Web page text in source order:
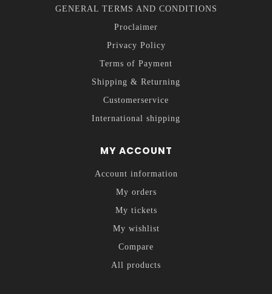
GENERAL TERMS AND CONDITIONS
Proclaimer
Privacy Policy
Terms of Payment
Shipping & Returning
Customerservice
International shipping
MY ACCOUNT
Account information
My orders
My tickets
My wishlist
Compare
All products